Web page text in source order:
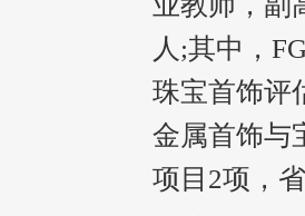
人;其中，
珠宝首饰评
金属首饰与
项目2项，